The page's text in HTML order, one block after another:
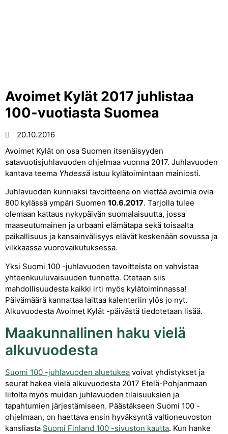
Avoimet Kylät 2017 juhlistaa
100-vuotiasta Suomea
20.10.2016
Avoimet Kylät on osa Suomen itsenäisyyden
satavuotisjuhlavuoden ohjelmaa vuonna 2017. Juhlavuoden
kantava teema Yhdessä istuu kylätoimintaan mainiosti.
Juhlavuoden kunniaksi tavoitteena on viettää avoimia ovia
800 kylässä ympäri Suomen 10.6.2017. Tarjolla tulee
olemaan kattaus nykypäivän suomalaisuutta, jossa
maaseutumainen ja urbaani elämätapa sekä toisaalta
paikallisuus ja kansainvälisyys elävät keskenään sovussa ja
vilkkaassa vuorovaikutuksessa.
Yksi Suomi 100 -juhlavuoden tavoitteista on vahvistaa
yhteenkuuluvaisuuden tunnetta. Otetaan siis
mahdollisuudesta kaikki irti myös kylätoiminnassa!
Päivämäärä kannattaa laittaa kalenteriin ylös jo nyt.
Alkuvuodesta Avoimet Kylät -päivästä tiedotetaan lisää.
Maakunnallinen haku vielä
alkuvuodesta
Suomi 100 -juhlavuoden aluetukea voivat yhdistykset ja
seurat hakea vielä alkuvuodesta 2017 Etelä-Pohjanmaan
liitolta myös muiden juhlavuoden tilaisuuksien ja
tapahtumien järjestämiseen. Päästäkseen Suomi 100 -
ohjelmaan, on haettava ensin hyväksyntä valtioneuvoston
kansliasta Suomi Finland 100 -sivuston kautta. Kun hanke